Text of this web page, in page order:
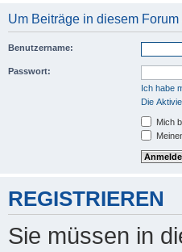
Um Beiträge in diesem
Benutzername:
Passwort:
Ich habe
Die
Mich
REGISTRIEREN
Sie müssen in